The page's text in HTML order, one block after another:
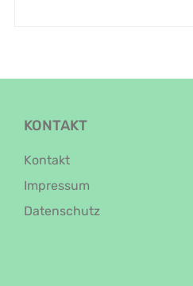
KONTAKT
Kontakt
Impressum
Datenschutz